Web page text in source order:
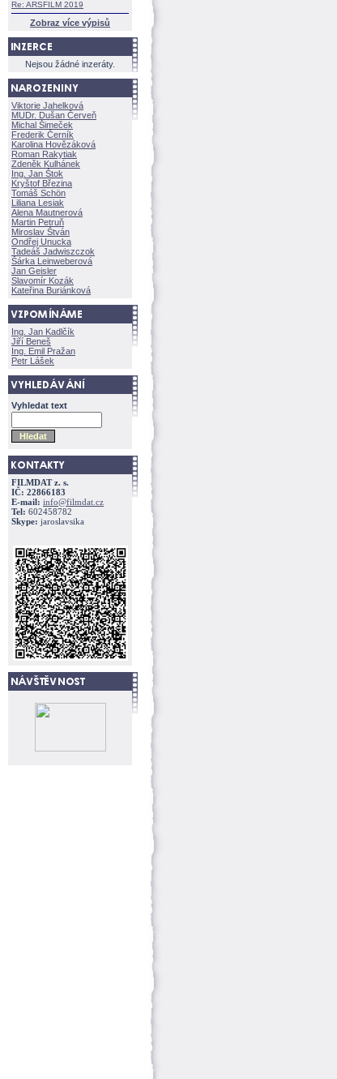
Re: ARSFILM 2019
Zobraz více výpisů
Nejsou žádné inzeráty.
Viktorie Jahelkov
MUDr. Dušan Červeň
Michal Šimeček
Frederik Černík
Karolina Hovězákov
Roman Rakytiak
Zdeněk Kulhánek
Ing. Jan Štok
Kryštof Březina
Tomáš Schön
Liliana Lesiak
Alena Mautnerov
Martin Petruň
Miroslav Štván
Ondřej Unucka
Tadeáš Jadwiszczok
rka Leinweberov
Jan Geisler
Slavomír Kozák
Kateřina Buriánkov
Ing. Jan Kadlčík
Jiří Bene
Ing. Emil Pražan
Petr Lášek
Vyhledat text
FILMDAT z. s.
IČ: 22866183
E-mail: info@filmdat.cz
Tel: 602458782
Skype: jaroslavsika